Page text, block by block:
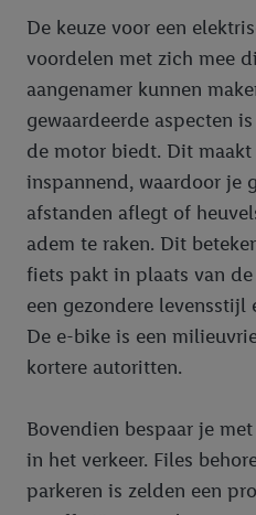
De keuze voor een
voordelen met zich mee
aangenamer kunnen
gewaardeerde aspecten
de motor biedt. Dit
inspannend, waardoor je
afstanden aflegt of
adem te raken. Dit
fiets pakt in plaats van
een gezondere
De e-bike is een
kortere autoritten.
Bovendien bespaar je
in het verkeer. Files
parkeren is zelden een
klikken, stemt u in met alle
bovengenoemde doeleinden.
bewaartermijn van de gegevens
toestemming te allen tijde met
trekken, vindt u in onze
impressum hier.